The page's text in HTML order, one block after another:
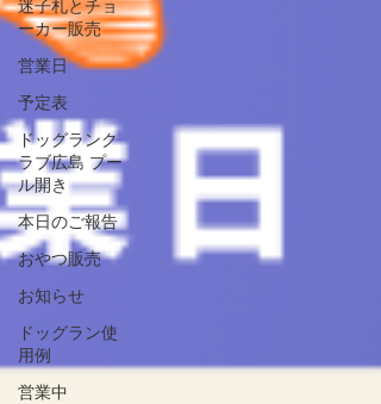
迷子札とチョ
ーカー販売
営業日
予定表
ドッグランク
ラブ広島 プー
ル開き
本日のご報告
おやつ販売
お知らせ
ドッグラン使
用例
営業中